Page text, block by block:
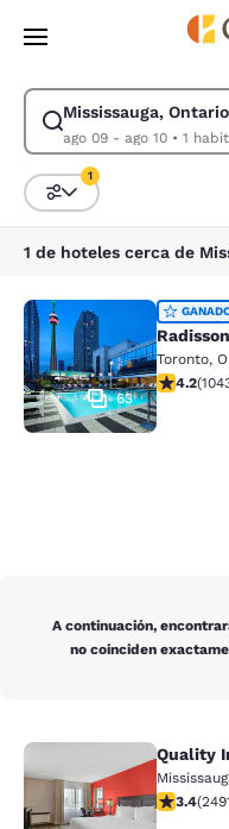
Pasar A Contenido
Mississauga,
ago 09 - ago 10•
Modificar la búsqueda de
Ordenar y filtrar
1
Radisson Blu
63
Toronto,
4.2(
A continuación,
no coinciden
Quality Inn &
Quality
3.4(